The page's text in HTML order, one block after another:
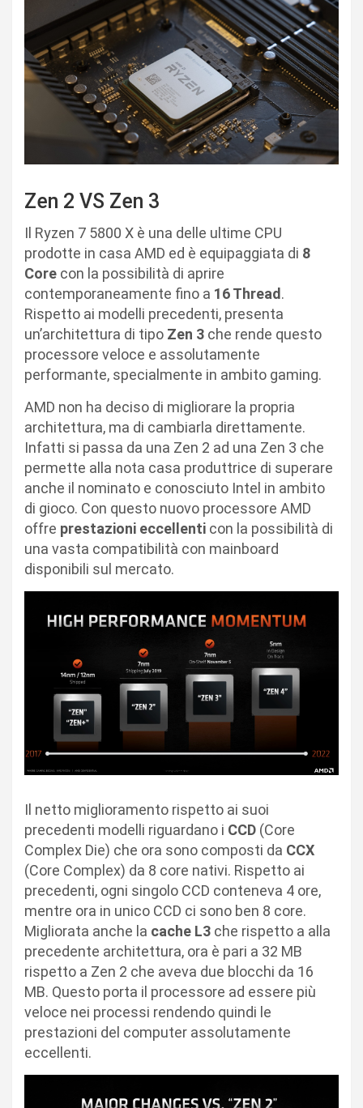
Zen 2 VS Zen 3
Il Ryzen 7 5800 X è una delle ultime CPU
prodotte in casa AMD ed è equipaggiata di 8
Core con la possibilità di aprire
contemporaneamente fino a 16 Thread .
Rispetto ai modelli precedenti, presenta
un’architettura di tipo Zen 3 che rende questo
processore veloce e assolutamente
performante, specialmente in ambito gaming.
AMD non ha deciso di migliorare la propria
architettura, ma di cambiarla direttamente.
Infatti si passa da una Zen 2 ad una Zen 3 che
permette alla nota casa produttrice di superare
anche il nominato e conosciuto Intel in ambito
di gioco. Con questo nuovo processore AMD
offre prestazioni eccellenti con la possibilità di
una vasta compatibilità con mainboard
disponibili sul mercato.
Il netto miglioramento rispetto ai suoi
precedenti modelli riguardano i CCD (Core
Complex Die) che ora sono composti da CCX
(Core Complex) da 8 core nativi. Rispetto ai
precedenti, ogni singolo CCD conteneva 4 ore,
mentre ora in unico CCD ci sono ben 8 core.
Migliorata anche la cache L3 che rispetto a alla
precedente architettura, ora è pari a 32 MB
rispetto a Zen 2 che aveva due blocchi da 16
MB. Questo porta il processore ad essere più
veloce nei processi rendendo quindi le
prestazioni del computer assolutamente
eccellenti.